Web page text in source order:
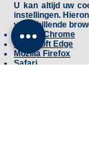
U kan altijd uw
instellingen.
verschillende
Google Chrome
Microsoft Edge
Mozilla Firefox
Safari